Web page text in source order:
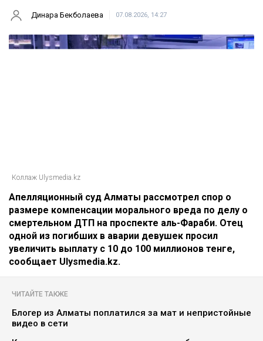
Динара Бекболаева 07.08.2026, 14:27
Коллаж Ulysmedia.kz
Апелляционный суд Алматы рассмотрел спор о
размере компенсации морального вреда по делу о
смертельном ДТП на проспекте аль-Фараби. Отец
одной из погибших в аварии девушек просил
увеличить выплату с 10 до 100 миллионов тенге,
сообщает Ulysmedia.kz.
ЧИТАЙТЕ ТАКЖЕ
Блогер из Алматы поплатился за мат и непристойные
видео в сети